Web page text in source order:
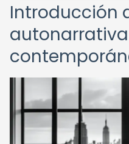
Introducción